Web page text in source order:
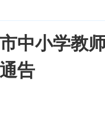
中小学教
通告